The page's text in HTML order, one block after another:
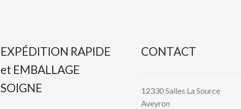
EXPÉDITION RAPIDE
et EMBALLAGE
SOIGNE
CONTACT
12330 Salles La Source
Aveyron